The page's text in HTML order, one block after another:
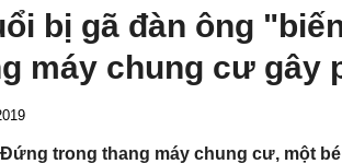
bị gã đàn ông
máy chung cư gây
Đứng trong thang máy chung cư, một